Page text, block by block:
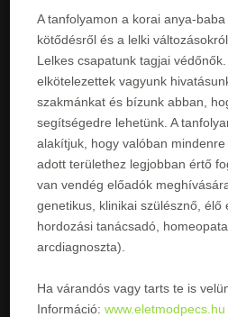
A tanfolyamon a korai anya-
kötődésről és a lelki
Lelkes csapatunk tagjai
elkötelezettek vagyunk
szakmánkat és bízunk abban,
segítségedre lehetünk. A
alakítjuk, hogy valóban
adott területhez legjobban értő
van vendég előadók
genetikus, klinikai szülésznő, élő
hordozási tanácsadó,
arcdiagnoszta).
Ha várandós vagy tarts te is
Információ:www.eletmodpecs.hu